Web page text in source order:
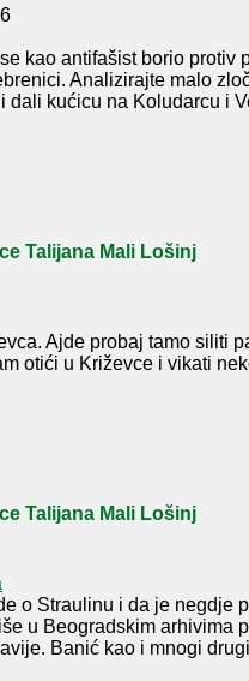
kao antifašist borio protiv
Analizirajte malo
dali kućicu na Koludarcu i
Talijana Mali Lošinj
Ajde probaj tamo siliti
otići u Križevce i vikati
Talijana Mali Lošinj
o Straulinu i da je negdje
u Beogradskim arhivima
Banić kao i mnogi